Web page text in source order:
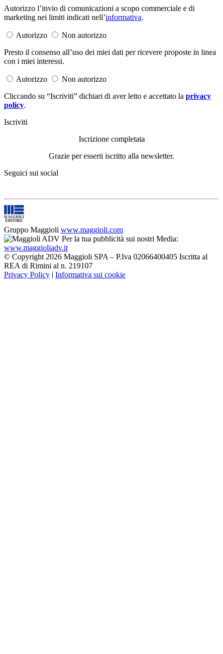
Autorizzo l’invio di comunicazioni a scopo commerciale e di
marketing nei limiti indicati nell’informativa.
Autorizzo
Non autorizzo
Presto il consenso all’uso dei miei dati per ricevere proposte in linea
con i miei interessi.
Autorizzo
Non autorizzo
Cliccando su “Iscriviti” dichiari di aver letto e accettato la privacy
policy.
Iscriviti
Iscrizione completata
Grazie per esserti iscritto alla newsletter.
Seguici sui social
Gruppo Maggioli www.maggioli.com
Per la tua pubblicità sui nostri Media:
www.maggioliadv.it
© Copyright 2026 Maggioli SPA – P.Iva 02066400405 Iscritta al
REA di Rimini al n. 219107
Privacy Policy | Informativa sui cookie